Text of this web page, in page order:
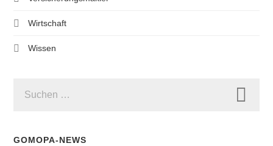
Wirtschaft
Wissen
NACH:
GOMOPA-NEWS